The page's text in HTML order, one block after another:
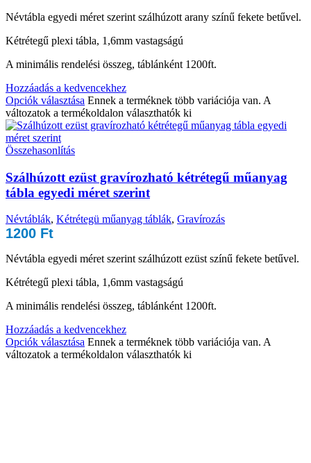
Névtábla egyedi méret szerint szálhúzott arany színű fekete betűvel.
Kétrétegű plexi tábla, 1,6mm vastagságú
A minimális rendelési összeg, táblánként 1200ft.
Hozzáadás a kedvencekhez
Opciók választása Ennek a terméknek több variációja van. A
változatok a termékoldalon választhatók ki
Összehasonlítás
Szálhúzott ezüst gravírozható kétrétegű műanyag
tábla egyedi méret szerint
Névtáblák, Kétrétegü műanyag táblák, Gravírozás
1200 Ft
Névtábla egyedi méret szerint szálhúzott ezüst színű fekete betűvel.
Kétrétegű plexi tábla, 1,6mm vastagságú
A minimális rendelési összeg, táblánként 1200ft.
Hozzáadás a kedvencekhez
Opciók választása Ennek a terméknek több variációja van. A
változatok a termékoldalon választhatók ki